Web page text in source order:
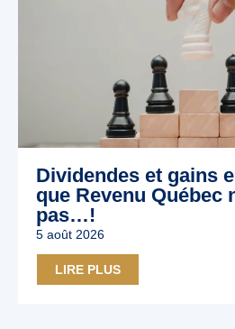
Dividendes et gains
que Revenu Québec
pas…!
5 août 2026
LIRE PLUS